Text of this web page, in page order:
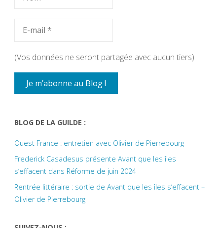
(Vos données ne seront partagée avec aucun tiers)
BLOG DE LA GUILDE :
Ouest France : entretien avec Olivier de Pierrebourg
Frederick Casadesus présente Avant que les îles
s’effacent dans Réforme de juin 2024
Rentrée littéraire : sortie de Avant que les îles s’effacent –
Olivier de Pierrebourg